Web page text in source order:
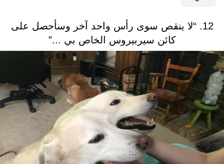
12. “لا ينقص سوى رأس واحد آخر وسأحصل على
كائن سيربيروس الخاص بي ...”